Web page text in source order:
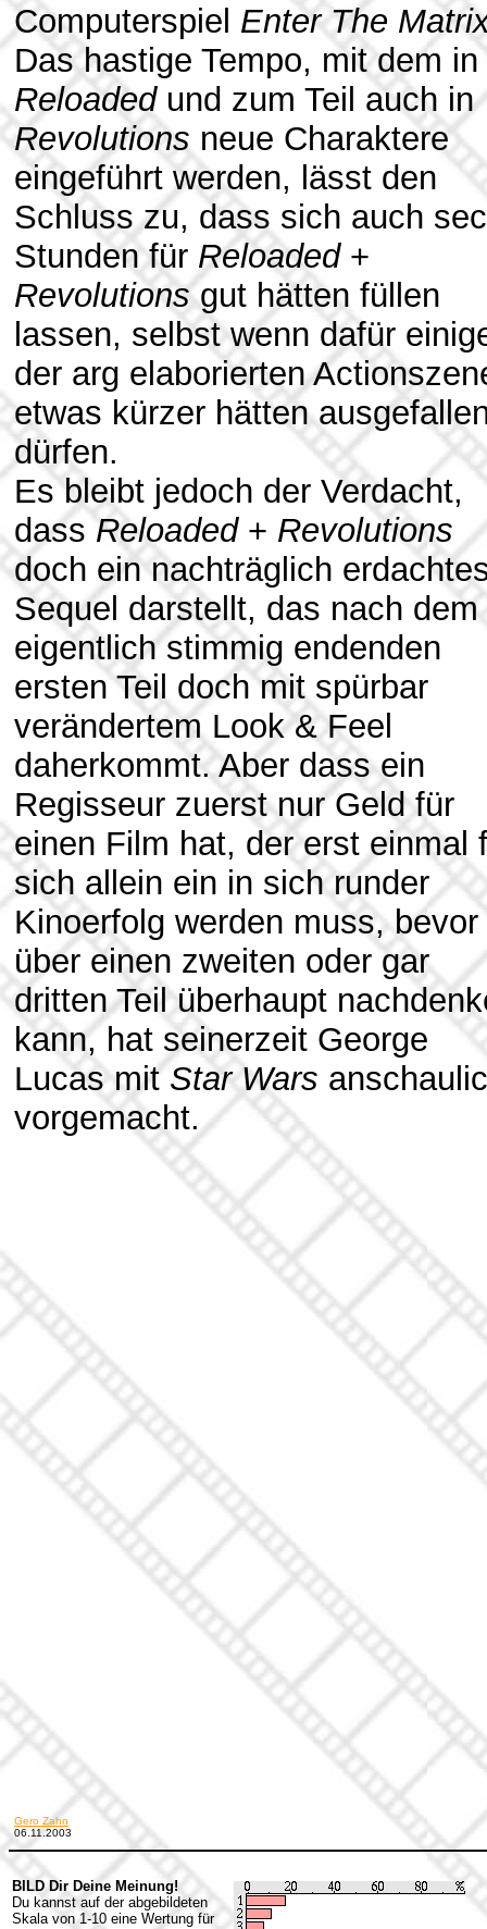
Computerspiel Enter The
Das hastige Tempo, mit dem in
Reloadedund zum Teil auch in
Revolutions neue Charaktere
eingeführt werden, lässt den
Schluss zu, dass sich auch
Stunden für Reloaded+
Revolutionsgut hätten füllen
lassen, selbst wenn dafür
der arg elaborierten
etwas kürzer hätten
dürfen.
Es bleibt jedoch der Verdacht,
dass Reloaded+ Revolutions
doch ein nachträglich
Sequel darstellt, das nach dem
eigentlich stimmig endenden
ersten Teil doch mit spürbar
verändertem Look & Feel
daherkommt. Aber dass ein
Regisseur zuerst nur Geld für
einen Film hat, der erst einmal
sich allein ein in sich runder
Kinoerfolg werden muss, bevor
über einen zweiten oder gar
dritten Teil überhaupt
kann, hat seinerzeit George
Lucas mitStar Wars
vorgemacht.
Gero Zahn
06.11.2003
BILD Dir Deine Meinung!
Du kannst auf der abgebildeten
Skala von 1-10 eine Wertung für